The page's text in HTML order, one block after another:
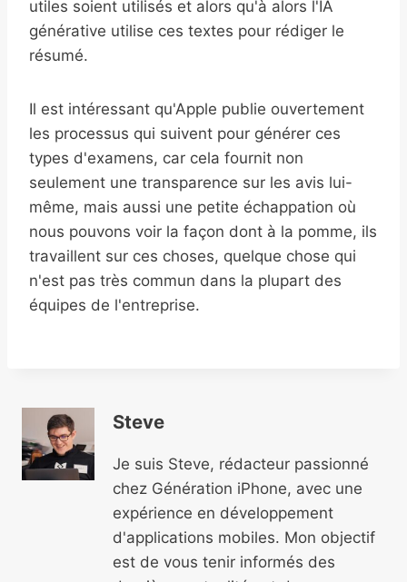
utiles soient utilisés et alors qu'à alors l'IA
générative utilise ces textes pour rédiger le
résumé.
Il est intéressant qu'Apple publie ouvertement
les processus qui suivent pour générer ces
types d'examens, car cela fournit non
seulement une transparence sur les avis lui-
même, mais aussi une petite échappation où
nous pouvons voir la façon dont à la pomme, ils
travaillent sur ces choses, quelque chose qui
n'est pas très commun dans la plupart des
équipes de l'entreprise.
Steve
Je suis Steve, rédacteur passionné
chez Génération iPhone, avec une
expérience en développement
d'applications mobiles. Mon objectif
est de vous tenir informés des